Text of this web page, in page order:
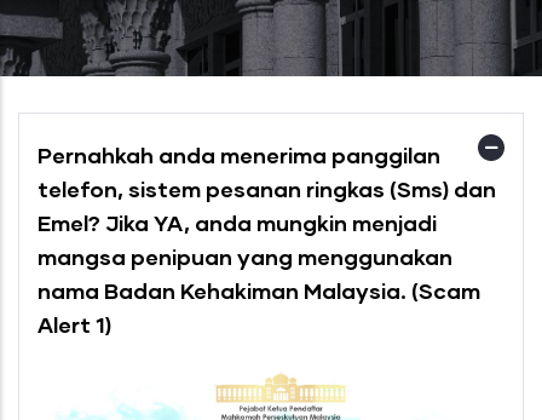
Pernahkah anda menerima panggilan
telefon, sistem pesanan ringkas (Sms) dan
Emel? Jika YA, anda mungkin menjadi
mangsa penipuan yang menggunakan
nama Badan Kehakiman Malaysia. (Scam
Alert 1)